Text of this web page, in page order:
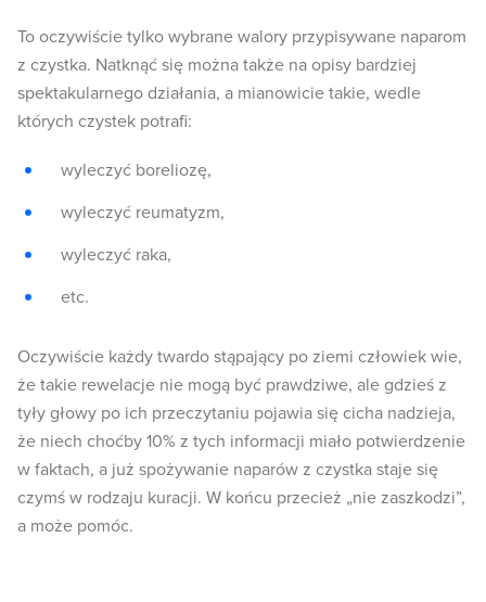
To oczywiście tylko wybrane walory przypisywane naparom
z czystka. Natknąć się można także na opisy bardziej
spektakularnego działania, a mianowicie takie, wedle
których czystek potrafi:
wyleczyć boreliozę,
wyleczyć reumatyzm,
wyleczyć raka,
etc.
Oczywiście każdy twardo stąpający po ziemi człowiek wie,
że takie rewelacje nie mogą być prawdziwe, ale gdzieś z
tyły głowy po ich przeczytaniu pojawia się cicha nadzieja,
że niech choćby 10% z tych informacji miało potwierdzenie
w faktach, a już spożywanie naparów z czystka staje się
czymś w rodzaju kuracji. W końcu przecież „nie zaszkodzi”,
a może pomóc.